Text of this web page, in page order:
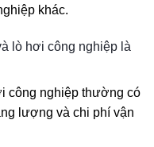
khác.
lò hơi công nghiệp là
công nghiệp thường có
lượng và chi phí vận